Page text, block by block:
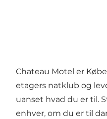
Chateau Motel er
etagers natklub og
uanset hvad du er til.
enhver, om du er til